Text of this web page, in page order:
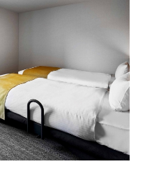
ったりしたお部屋です
機設置
寝室 テレビ50インチ 1
の浴室
ャワー)」設置。淀みの
やさしく汚れを落と